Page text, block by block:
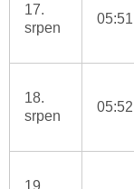
17.
srpen
05:51
18.
srpen
05:52